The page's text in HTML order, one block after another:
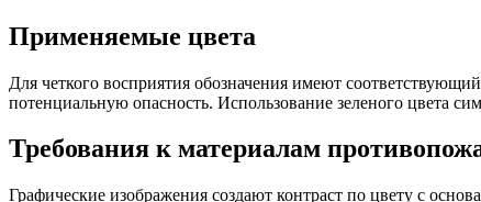
Применяемые цвета
Для четкого восприятия обозначения имеют
потенциальную опасность. Использование зеленого цвета
Требования к материалам
Графические изображения создают контраст по цвету с